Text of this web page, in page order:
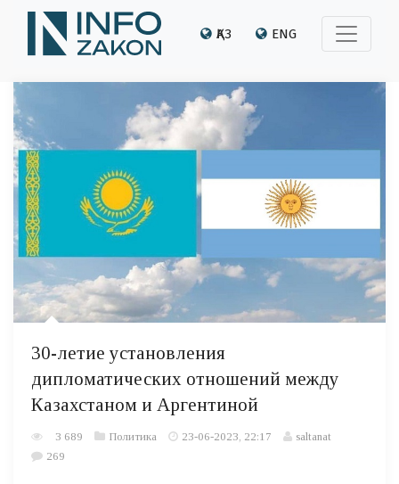
ҚАЗ ENG
30-летие установления
дипломатических отношений между
Казахстаном и Аргентиной
3 689 Политика 23-06-2023, 22:17
saltanat
269